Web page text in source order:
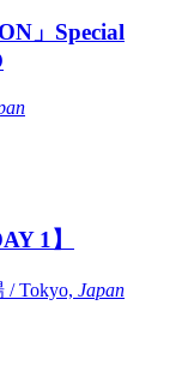
」Special
1】
/ Tokyo, Japan